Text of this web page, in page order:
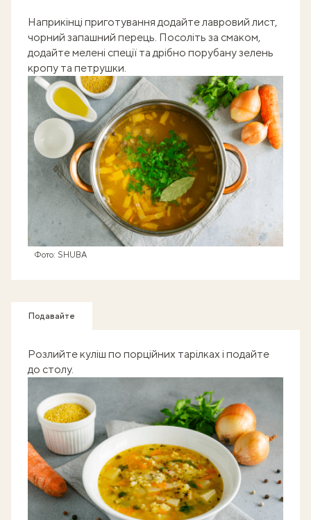
Наприкінці приготування додайте лавровий лист,
чорний запашний перець. Посоліть за смаком,
додайте мелені спеції та дрібно порубану зелень
кропу та петрушки.
Фото: SHUBA
Подавайте
Розлийте куліш по порційних тарілках і подайте
до столу.